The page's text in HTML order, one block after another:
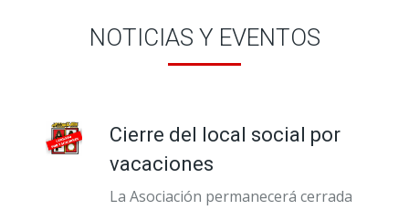
NOTICIAS Y EVENTOS
Cierre del local social por
vacaciones
La Asociación permanecerá cerrada